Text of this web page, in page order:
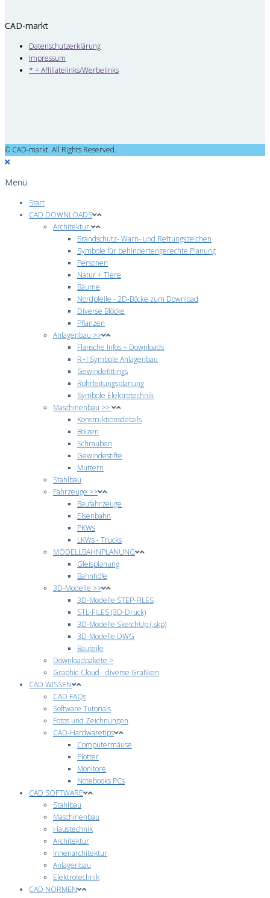
CAD-markt
Datenschutzerklärung
Impressum
* = Affiliatelinks/Werbelinks
© CAD-markt. All Rights Reserved.
Menü
Start
CAD DOWNLOADS
Architektur
Brandschutz- Warn- und Rettungszeichen
Symbole für behindertengerechte Planung
Personen
Natur + Tiere
Bäume
Nordpfeile - 2D-Böcke zum Download
Diverse Blöcke
Pflanzen
Anlagenbau >>
Flansche Infos + Downloads
R+I Symbole Anlagenbau
Gewindefittings
Rohrleitungsplanung
Symbole Elektrotechnik
Maschinenbau >>
Konstruktionsdetails
Bolzen
Schrauben
Gewindestifte
Muttern
Stahlbau
Fahrzeuge >>
Baufahrzeuge
Eisenbahn
PKWs
LKWs - Trucks
MODELLBAHNPLANUNG
Gleisplanung
Bahnhöfe
3D-Modelle >>
3D-Modelle STEP-FILES
STL-FILES (3D-Druck)
3D-Modelle SketchUp (.skp)
3D-Modelle DWG
Bauteile
Downloadpakete >
Graphic-Cloud - diverse Grafiken
CAD WISSEN
CAD FAQs
Software Tutorials
Fotos und Zeichnungen
CAD-Hardwaretips
Computermäuse
Plotter
Monitore
Notebooks PCs
CAD SOFTWARE
Stahlbau
Maschinenbau
Haustechnik
Architektur
Innenarchitektur
Anlagenbau
Elektrotechnik
CAD NORMEN